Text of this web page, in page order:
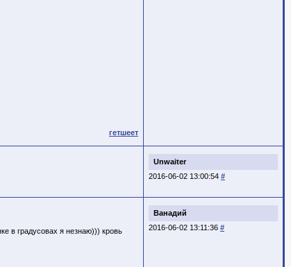
гетшеет
Unwaiter
2016-06-02 13:00:54 #
Ванадий
2016-06-02 13:11:36 #
в градусовах я незнаю))) кровь